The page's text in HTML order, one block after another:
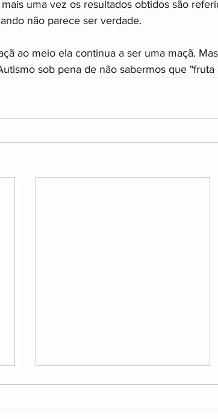
uma vez os resultados obtidos são
não parece ser verdade.
ao meio ela continua a ser uma maçã.
sob pena de não sabermos que "fruta